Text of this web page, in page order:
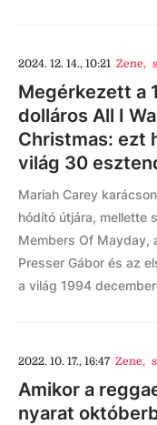
2024. 12. 14., 10:21 Zene,
Megérkezett a
dolláros All I
Christmas: ezt
világ 30
Mariah Carey
hódító útjára, mellette
Members Of Mayday,
Presser Gábor és az
a világ 1994
2022. 10. 17., 16:47 Zene,
Amikor a
nyarat